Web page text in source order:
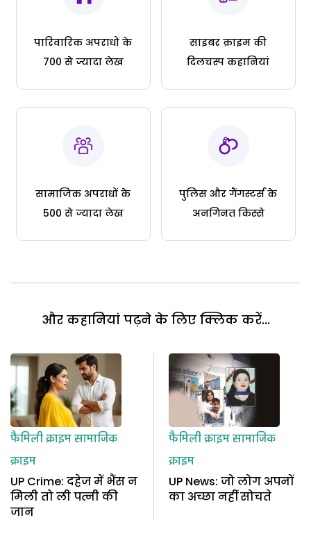
पारिवारिक अपराधों के
700 से ज्यादा लेख
साइबर क्राइम की
दिलचस्प कहानियां
सामाजिक अपराधों के
500 से ज्यादा लेख
पुलिस और गैंगस्टर्स के
अनगिनत किस्से
और कहानियां पढ़ने के लिए क्लिक करें...
फैमिली क्राइमसामाजिक
क्राइम
UP Crime: दहेज में भैंस न
मिली तो ली पत्नी की
जान
फैमिली क्राइमसामाजिक
क्राइम
UP News: जो लोग अपनों
का अच्छा नहीं सोचते